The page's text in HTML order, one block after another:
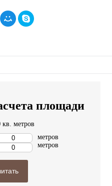
площади
кв. метров
метров
метров